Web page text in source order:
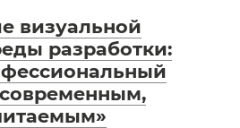
визуальной
разработки: